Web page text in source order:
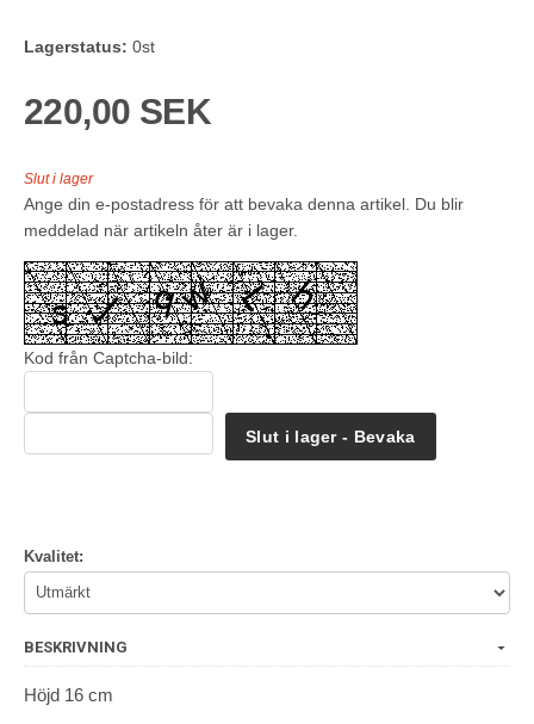
Lagerstatus: 0st
220,00 SEK
Slut i lager
Ange din e-postadress för att bevaka denna artikel. Du blir
meddelad när artikeln åter är i lager.
Kod från Captcha-bild:
Slut i lager - Bevaka
Kvalitet:
BESKRIVNING
Höjd 16 cm